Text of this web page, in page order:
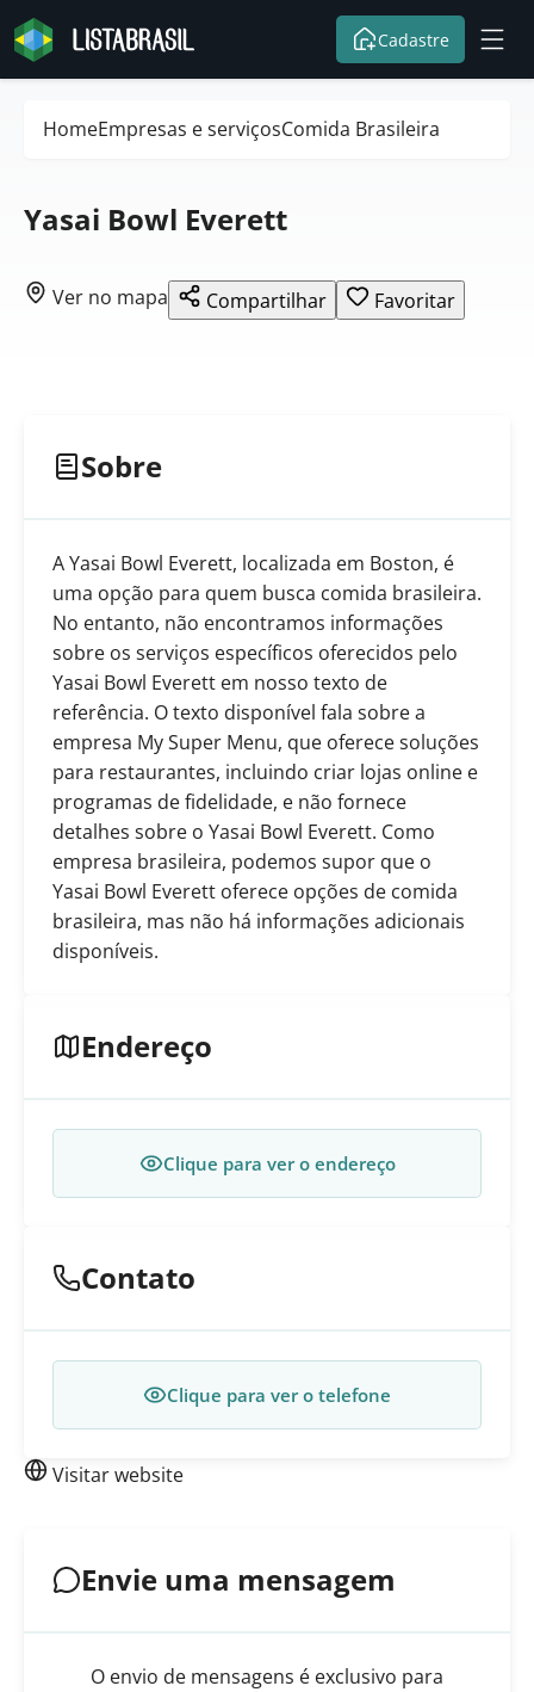
Cadastre
HomeEmpresas e serviçosComida Brasileira
Yasai Bowl Everett
Ver no mapa Compartilhar Favoritar
Sobre
A Yasai Bowl Everett, localizada em Boston, é
uma opção para quem busca comida brasileira.
No entanto, não encontramos informações
sobre os serviços específicos oferecidos pelo
Yasai Bowl Everett em nosso texto de
referência. O texto disponível fala sobre a
empresa My Super Menu, que oferece soluções
para restaurantes, incluindo criar lojas online e
programas de fidelidade, e não fornece
detalhes sobre o Yasai Bowl Everett. Como
empresa brasileira, podemos supor que o
Yasai Bowl Everett oferece opções de comida
brasileira, mas não há informações adicionais
disponíveis.
Endereço
Clique para ver o endereço
Contato
Clique para ver o telefone
Visitar website
Envie uma mensagem
O envio de mensagens é exclusivo para